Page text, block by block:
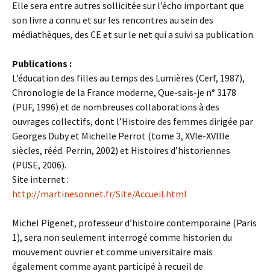
Elle sera entre autres sollicitée sur l’écho important que
son livre a connu et sur les rencontres au sein des
médiathèques, des CE et sur le net qui a suivi sa publication.
Publications :
L’éducation des filles au temps des Lumières (Cerf, 1987),
Chronologie de la France moderne, Que-sais-je n° 3178
(PUF, 1996) et de nombreuses collaborations à des
ouvrages collectifs, dont l’Histoire des femmes dirigée par
Georges Duby et Michelle Perrot (tome 3, XVIe-XVIIIe
siècles, rééd. Perrin, 2002) et Histoires d’historiennes
(PUSE, 2006).
Site internet :
http://martinesonnet.fr/Site/Accueil.html
Michel Pigenet, professeur d’histoire contemporaine (Paris
1), sera non seulement interrogé comme historien du
mouvement ouvrier et comme universitaire mais
également comme ayant participé à recueil de